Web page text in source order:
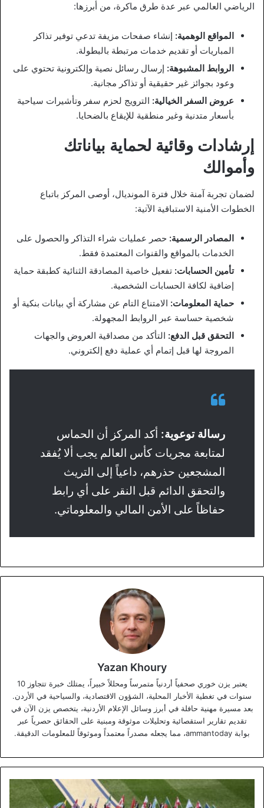
الرياضي العالمي عبر عدة طرق ماكرة، من أبرزها:
المواقع الوهمية: إنشاء صفحات مزيفة تدعي توفير تذاكر
المباريات أو تقديم خدمات مرتبطة بالبطولة.
الروابط المشبوهة: إرسال رسائل نصية وإلكترونية تحتوي على
وعود بجوائز غير حقيقية أو تذاكر مجانية.
عروض السفر الخيالية: الترويج لحزم سفر وتأشيرات سياحية
بأسعار متدنية وغير منطقية للإيقاع بالضحايا.
إرشادات وقائية لحماية بياناتك
وأموالك
لضمان تجربة آمنة خلال فترة المونديال، أوصى المركز باتباع
الخطوات الأمنية الاستباقية الآتية:
المصادر الرسمية: حصر عمليات شراء التذاكر والحصول على
الخدمات بالمواقع والقنوات المعتمدة فقط.
تأمين الحسابات: تفعيل خاصية المصادقة الثنائية كطبقة حماية
إضافية لكافة الحسابات الشخصية.
حماية المعلومات: الامتناع التام عن مشاركة أي بيانات بنكية أو
شخصية حساسة عبر الروابط المجهولة.
التحقق قبل الدفع: التأكد من مصداقية العروض والجهات
المروجة لها قبل إتمام أي عملية دفع إلكتروني.
رسالة توعوية: أكد المركز أن الحماس
لمتابعة مجريات كأس العالم يجب ألا يُفقد
المشجعين حذرهم، داعياً إلى التريث
والتحقق الدائم قبل النقر على أي رابط
حفاظاً على الأمن المالي والمعلوماتي.
Yazan Khoury
يعتبر يزن خوري صحفياً أردنياً متمرساً ومحللاً خبيراً، يمتلك خبرة تتجاوز 10
سنوات في تغطية الأخبار المحلية، الشؤون الاقتصادية، والسياحية في الأردن.
بعد مسيرة مهنية حافلة في أبرز وسائل الإعلام الأردنية، يتخصص يزن الآن في
تقديم تقارير استقصائية وتحليلات موثوقة ومبنية على الحقائق حصرياً عبر
بوابة ammantoday، مما يجعله مصدراً معتمداً وموثوقاً للمعلومات الدقيقة.